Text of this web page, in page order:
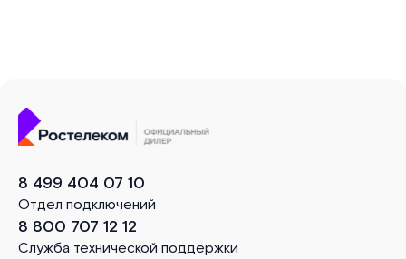
8 499 404 07 10
Отдел подключений
8 800 707 12 12
Служба технической поддержки